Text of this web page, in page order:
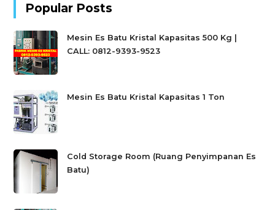
Popular Posts
Mesin Es Batu Kristal Kapasitas 500 Kg |
CALL: 0812-9393-9523
Mesin Es Batu Kristal Kapasitas 1 Ton
Cold Storage Room (Ruang Penyimpanan Es
Batu)